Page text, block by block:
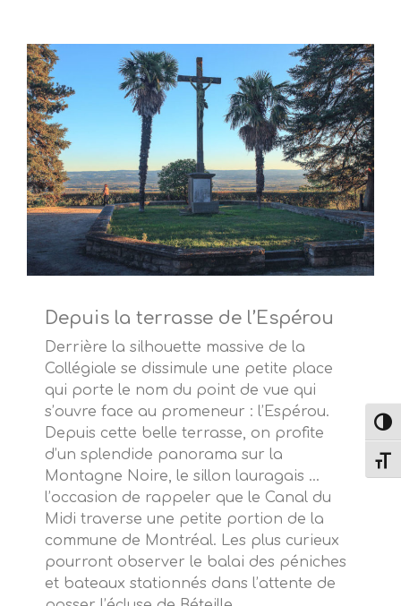
Depuis la terrasse de l’Espérou
Derrière la silhouette massive de la
Collégiale se dissimule une petite place
qui porte le nom du point de vue qui
s’ouvre face au promeneur : l’Espérou.
Depuis cette belle terrasse, on profite
d’un splendide panorama sur la
Montagne Noire, le sillon lauragais …
l’occasion de rappeler que le Canal du
Midi traverse une petite portion de la
commune de Montréal. Les plus curieux
pourront observer le balai des péniches
et bateaux stationnés dans l’attente de